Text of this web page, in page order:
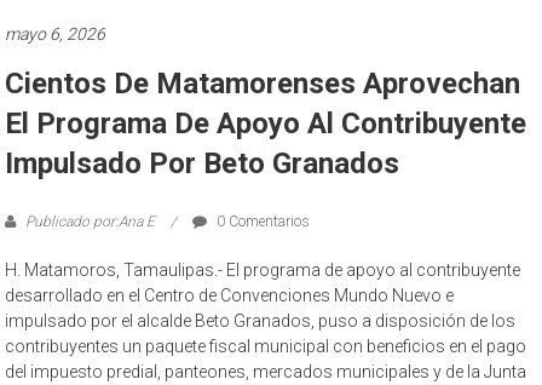
mayo 6, 2026
Cientos De Matamorenses Aprovechan
El Programa De Apoyo Al Contribuyente
Impulsado Por Beto Granados
Publicado por:Ana E 0 Comentarios
H. Matamoros, Tamaulipas.- El programa de apoyo al contribuyente
desarrollado en el Centro de Convenciones Mundo Nuevo e
impulsado por el alcalde Beto Granados, puso a disposición de los
contribuyentes un paquete fiscal municipal con beneficios en el pago
del impuesto predial, panteones, mercados municipales y de la Junta